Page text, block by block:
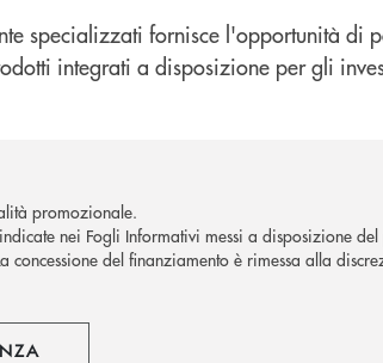
specializzati fornisce l'opportunità di
integrati a disposizione per gli
promozionale.
nei Fogli Informativi messi a disposizione
concessione del finanziamento è rimessa alla